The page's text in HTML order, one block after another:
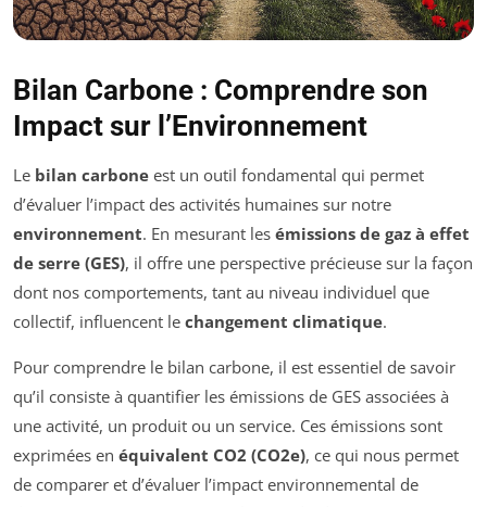
Bilan Carbone : Comprendre son
Impact sur l’Environnement
Le bilan carbone est un outil fondamental qui permet
d’évaluer l’impact des activités humaines sur notre
environnement. En mesurant les émissions de gaz à effet
de serre (GES), il offre une perspective précieuse sur la façon
dont nos comportements, tant au niveau individuel que
collectif, influencent le changement climatique.
Pour comprendre le bilan carbone, il est essentiel de savoir
qu’il consiste à quantifier les émissions de GES associées à
une activité, un produit ou un service. Ces émissions sont
exprimées en équivalent CO2 (CO2e), ce qui nous permet
de comparer et d’évaluer l’impact environnemental de